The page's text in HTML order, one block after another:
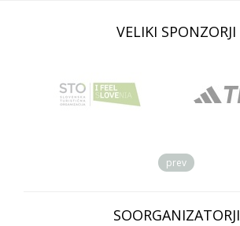
VELIKI SPONZORJI
prev
SOORGANIZATORJI